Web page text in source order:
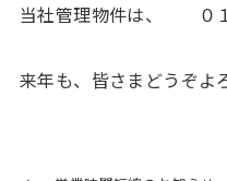
当社管理物件は、 ０
来年も、皆さまどうぞよ